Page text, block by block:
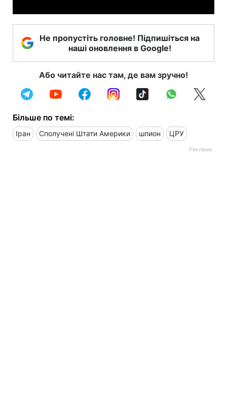
Не пропустіть головне! Підпишіться на
наші оновлення в Google!
Або читайте нас там, де вам зручно!
Більше по темі:
Іран Сполучені Штати Америки шпион ЦРУ